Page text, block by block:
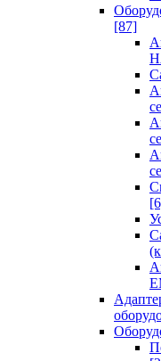
[87]